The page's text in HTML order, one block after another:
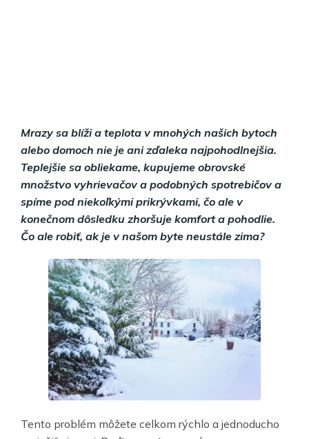
Mrazy sa blíži a teplota v mnohých našich bytoch
alebo domoch nie je ani zďaleka najpohodlnejšia.
Teplejšie sa obliekame, kupujeme obrovské
množstvo vyhrievačov a podobných spotrebičov a
spíme pod niekoľkými prikrývkami, čo ale v
konečnom dôsledku zhoršuje komfort a pohodlie.
Čo ale robiť, ak je v našom byte neustále zima?
Tento problém môžete celkom rýchlo a jednoducho